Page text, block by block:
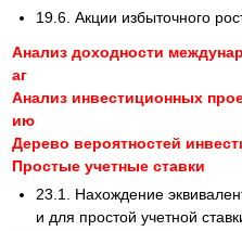
19.6. Акции избыточного
Анализ доходности
аг
Анализ инвестиционных
ию
Дерево вероятностей
Простые учетные ставки
23.1. Нахождение
и для простой учетной